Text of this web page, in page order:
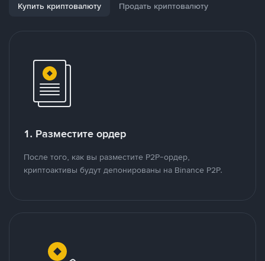
Купить криптовалюту Продать криптовалюту
1. Разместите ордер
После того, как вы разместите P2P-ордер,
криптоактивы будут депонированы на Binance P2P.